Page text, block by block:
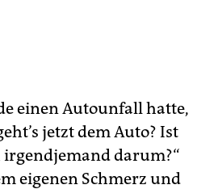
einen Autounfall hatte,
jetzt dem Auto? Ist
irgendjemand darum?“
eigenen Schmerz und